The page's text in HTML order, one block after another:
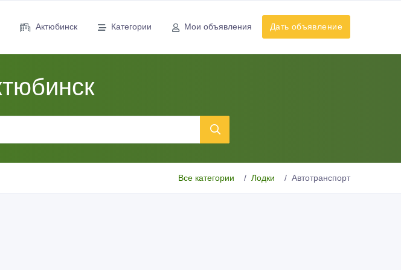
Актюбинск Категории Мои объявления Дать объявление
Все категории Лодки Автотранспорт